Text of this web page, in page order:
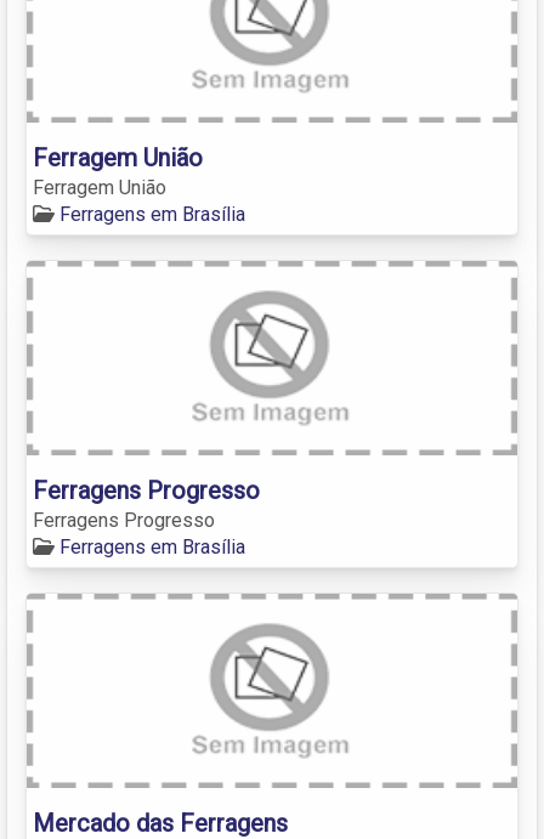
Ferragem União
Ferragem União
Ferragens em Brasília
Ferragens Progresso
Ferragens Progresso
Ferragens em Brasília
Mercado das Ferragens